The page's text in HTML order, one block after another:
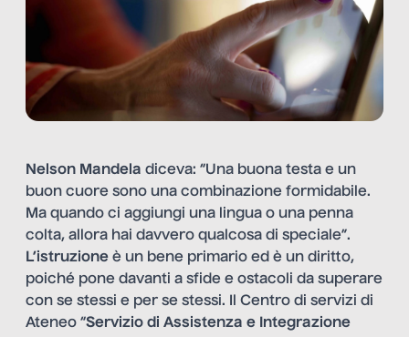
Nelson Mandela diceva: “Una buona testa e un
buon cuore sono una combinazione formidabile.
Ma quando ci aggiungi una lingua o una penna
colta, allora hai davvero qualcosa di speciale”.
L’istruzione è un bene primario ed è un diritto,
poiché pone davanti a sfide e ostacoli da superare
con se stessi e per se stessi. Il Centro di servizi di
Ateneo “Servizio di Assistenza e Integrazione